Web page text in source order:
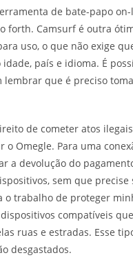
de bate-papo
forth. Camsurf é outra
uso, o que não exige
país e idioma. É
que é preciso
de cometer atos
Omegle. Para uma
a devolução do
sem que
o trabalho de proteger
compatíveis
ruas e estradas. Esse
desgastados.